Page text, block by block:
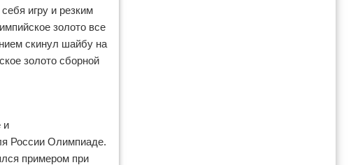
игру и резким
золото все
скинул шайбу на
золото сборной
и
России Олимпиаде.
примером при